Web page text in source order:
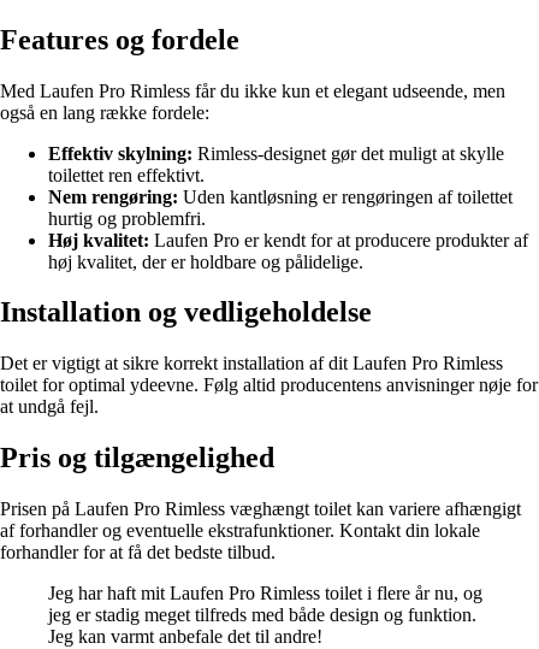
Features og fordele
Med Laufen Pro Rimless får du ikke kun et elegant udseende, men
også en lang række fordele:
Effektiv skylning: Rimless-designet gør det muligt at skylle
toilettet ren effektivt.
Nem rengøring: Uden kantløsning er rengøringen af toilettet
hurtig og problemfri.
Høj kvalitet: Laufen Pro er kendt for at producere produkter af
høj kvalitet, der er holdbare og pålidelige.
Installation og vedligeholdelse
Det er vigtigt at sikre korrekt installation af dit Laufen Pro Rimless
toilet for optimal ydeevne. Følg altid producentens anvisninger nøje for
at undgå fejl.
Pris og tilgængelighed
Prisen på Laufen Pro Rimless væghængt toilet kan variere afhængigt
af forhandler og eventuelle ekstrafunktioner. Kontakt din lokale
forhandler for at få det bedste tilbud.
Jeg har haft mit Laufen Pro Rimless toilet i flere år nu, og
jeg er stadig meget tilfreds med både design og funktion.
Jeg kan varmt anbefale det til andre!